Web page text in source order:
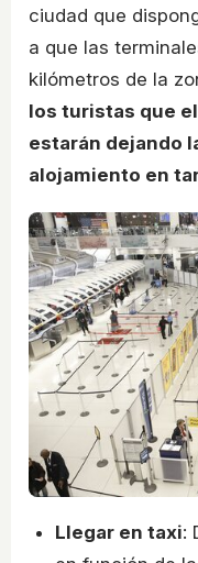
ciudad que
a que las
kilómetros de la
los turistas que
estarán dejando
alojamiento en
Llegar en taxi: